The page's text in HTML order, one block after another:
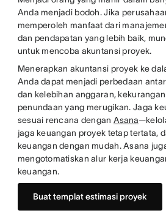
Anda menjadi bodoh. Jika
memperoleh manfaat dari
dan pendapatan yang lebih baik,
untuk mencoba akuntansi proyek.
Menerapkan akuntansi proyek ke
Anda dapat menjadi perbedaan
dan kelebihan anggaran,
penundaan yang merugikan. Jaga
sesuai rencana dengan Asana
jaga keuangan proyek tetap tertata,
keuangan dengan mudah. Asana
mengotomatiskan alur kerja
keuangan.
Buat templat estimasi proyek